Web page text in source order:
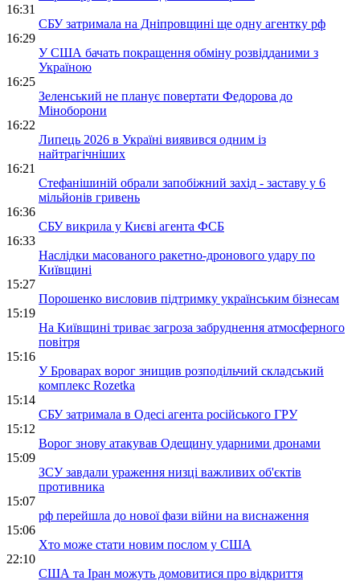
16:31
СБУ затримала на Дніпровщині ще одну агентку рф
16:29
У США бачать покращення обміну розвідданими з
Україною
16:25
Зеленський не планує повертати Федорова до
Міноборони
16:22
Липець 2026 в Україні виявився одним із
найтрагічніших
16:21
Стефанішиній обрали запобіжний захід - заставу у 6
мільйонів гривень
16:36
СБУ викрила у Києві агента ФСБ
16:33
Наслідки масованого ракетно-дронового удару по
Київщині
15:27
Порошенко висловив підтримку українським бізнесам
15:19
На Київщині триває загроза забруднення атмосферного
повітря
15:16
У Броварах ворог знищив розподільчий складський
комплекс Rozetka
15:14
СБУ затримала в Одесі агента російського ГРУ
15:12
Ворог знову атакував Одещину ударними дронами
15:09
ЗСУ завдали ураження низці важливих об'єктів
противника
15:07
рф перейшла до нової фази війни на виснаження
15:06
Хто може стати новим послом у США
22:10
США та Іран можуть домовитися про відкриття